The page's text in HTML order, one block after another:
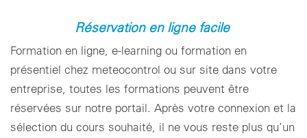
Réservation en ligne facile
Formation en ligne, e-learning ou formation en
présentiel chez meteocontrol ou sur site dans votre
entreprise, toutes les formations peuvent être
réservées sur notre portail. Après votre connexion et la
sélection du cours souhaité, il ne vous reste plus qu’un